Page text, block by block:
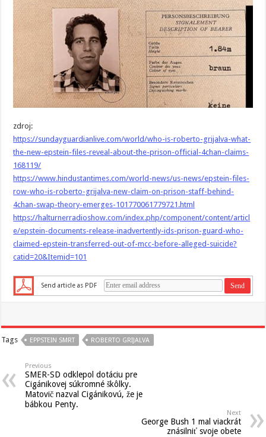
zdroj:
https://sundayguardianlive.com/world/who-is-roberto-grijalva-what-
the-new-epstein-files-reveal-about-the-prison-official-4chan-claims-
168119/
https://www.hindustantimes.com/world-news/us-news/epstein-files-
row-who-is-roberto-grijalva-new-claim-on-prison-staff-behind-
4chan-swap-theory-emerges-101770061779721.html
https://halturnerradioshow.com/index.php/component/content/articl
e/epstein-documents-release-inadvertently-ids-prison-guard-who-
claimed-epstein-transferred-out-of-mcc-before-alleged-suicide?
catid=20&Itemid=101
Send article as PDF
Tags EPPSTEIN SMRT ROBERTO GRIJALVA
Previous
SMER-SD odklepol dotáciu pre
Cigánikovej súkromné škôlky.
Matovič nazval Cigánikovú, že je
bábkou Penty.
Next
George Bush 1 mal viackrát
znásilniť svoje obete